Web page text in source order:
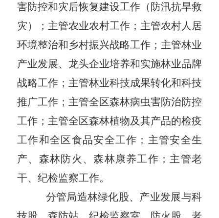
害防控和灾后恢复建设工作（防汛抗旱救
灾）；主管农业农村工作；主管农村人居
环境整治和乡村振兴战略工作；主管林业
产业发展、龙头企业培养和实施林业品牌
战略工作；主管林业科技成果转化和科技
推广工作；主管全区森林病虫害防治防控
工作；主管全区森林植物及其产品的检疫
工作和全区食品安全工作；主管安全生
产、森林防火、森林康养工作；主管老
干、纪检监察工作。
分管局造林绿化股、产业发展与科